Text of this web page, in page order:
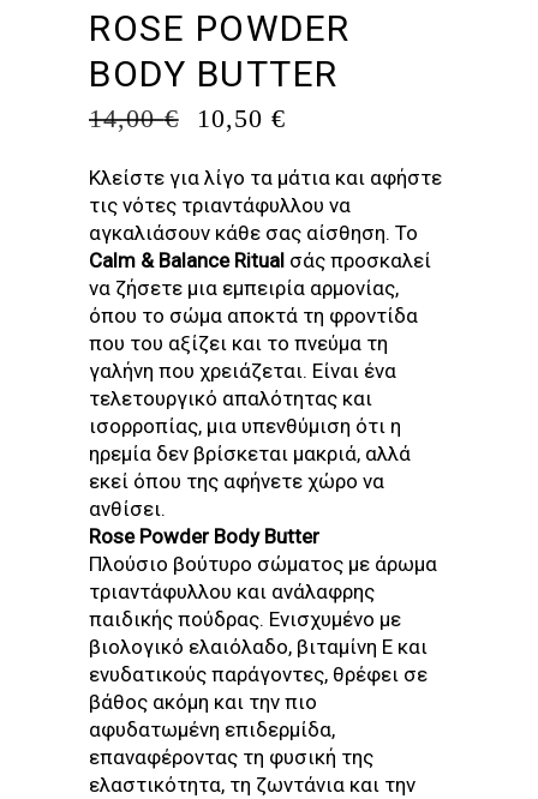
ROSE POWDER
BODY BUTTER
14,00€
ORIGINAL
WAS:
14,00 €.
10,50€
ΤΙΜΉ
ΕΊΝΑΙ:
10,50 €.
Κλείστε για λίγο τα μάτια και αφήστε
τις νότες τριαντάφυλλου να
αγκαλιάσουν κάθε σας αίσθηση. Το
Calm & Balance Ritual σάς προσκαλεί
να ζήσετε μια εμπειρία αρμονίας,
όπου το σώμα αποκτά τη φροντίδα
που του αξίζει και το πνεύμα τη
γαλήνη που χρειάζεται. Είναι ένα
τελετουργικό απαλότητας και
ισορροπίας, μια υπενθύμιση ότι η
ηρεμία δεν βρίσκεται μακριά, αλλά
εκεί όπου της αφήνετε χώρο να
ανθίσει.
Rose Powder Body Butter
Πλούσιο βούτυρο σώματος με άρωμα
τριαντάφυλλου και ανάλαφρης
παιδικής πούδρας. Ενισχυμένο με
βιολογικό ελαιόλαδο, βιταμίνη Ε και
ενυδατικούς παράγοντες, θρέφει σε
βάθος ακόμη και την πιο
αφυδατωμένη επιδερμίδα,
επαναφέροντας τη φυσική της
ελαστικότητα, τη ζωντάνια και την